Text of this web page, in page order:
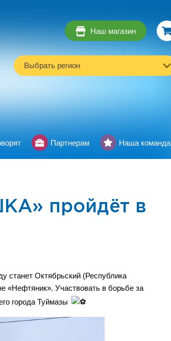
Наш магазин
Выбрать регион
Партнерам Наша команда
пройдёт в
станет Октябрьский (Республика
«Нефтяник». Участвовать в борьбе за
города Туймазы